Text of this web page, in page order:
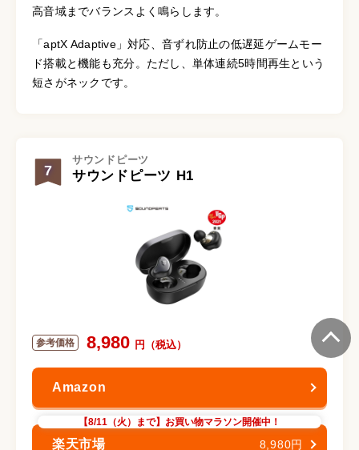
高音域までバランスよく鳴らします。
「aptX Adaptive」対応、音ずれ防止の低遅延ゲームモー
ド搭載と機能も充分。ただし、単体連続5時間再生という
短さがネックです。
7
サウンドピーツ
サウンドピーツ H1
8,980
【8/11（火）まで】お買い物マラソン開催中！
8,980円